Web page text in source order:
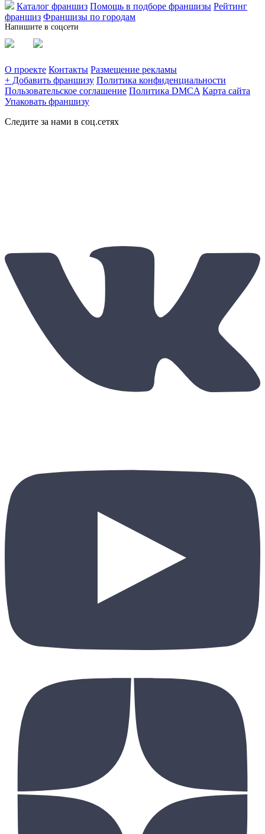
Каталог франшиз Помощь в подборе франшизы Рейтинг
франшиз Франшизы по городам
Напишите в соцсети
О проекте Контакты Размещение рекламы
+ Добавить франшизу Политика конфиденциальности
Пользовательское соглашение Политика DMCA Карта сайта
Упаковать франшизу
Следите за нами в соц.сетях